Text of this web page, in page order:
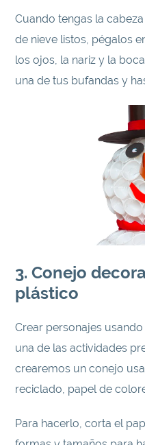
Cuando tengas la
de nieve listos, pégalos
los ojos, la nariz y la
una de tus bufandas y
3. Conejo
plástico
Crear personajes
una de las actividades
crearemos un conejo
reciclado, papel de
Para hacerlo, corta el